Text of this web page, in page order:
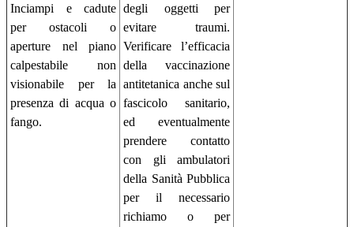
Inciampi e cadute
per ostacoli o
aperture nel piano
calpestabile non
visionabile per la
presenza di acqua o
fango.
degli oggetti per
evitare traumi.
Verificare l’efficacia
della vaccinazione
antitetanica anche sul
fascicolo sanitario,
ed eventualmente
prendere contatto
con gli ambulatori
della Sanità Pubblica
per il necessario
richiamo o per